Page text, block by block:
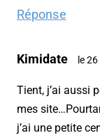
Réponse
Kimidate le
Tient, j’ai aussi
mes
j’ai une petite